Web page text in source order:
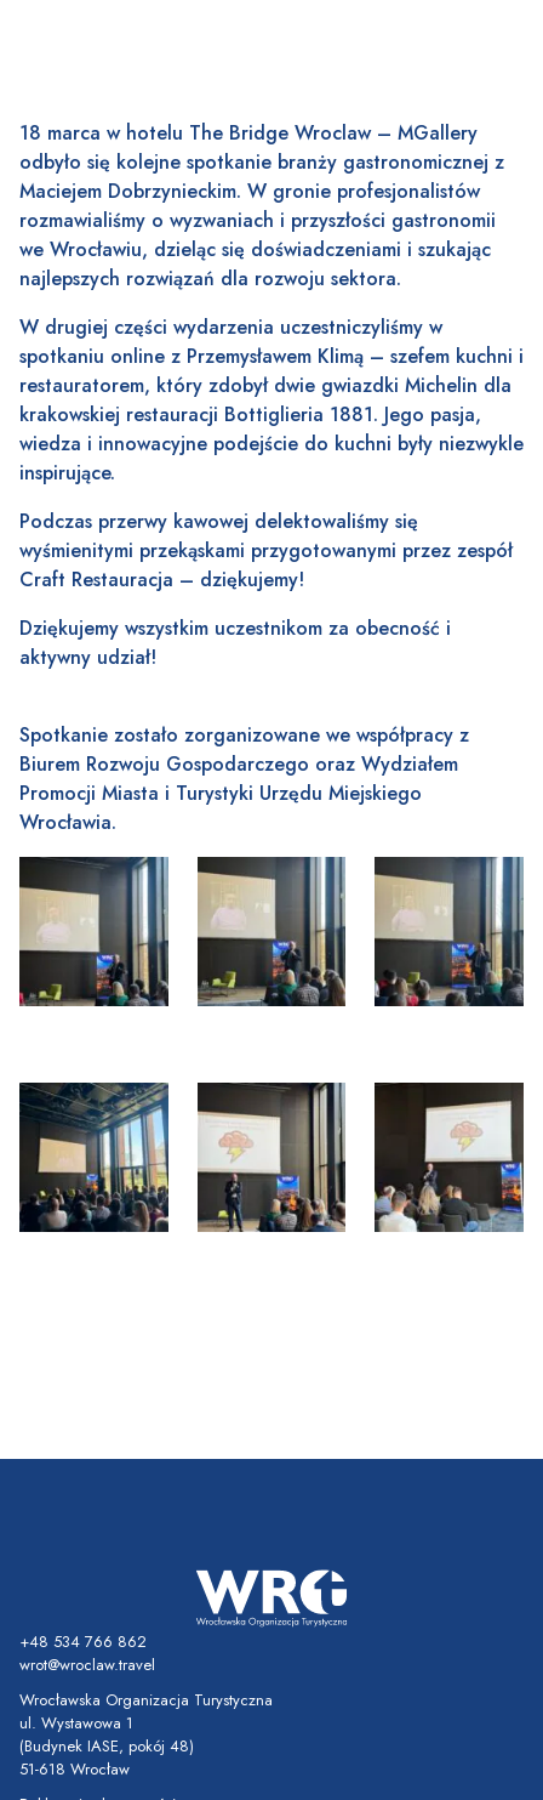
18 marca w hotelu The Bridge Wroclaw – MGallery
odbyło się kolejne spotkanie branży gastronomicznej z
Maciejem Dobrzynieckim. W gronie profesjonalistów
rozmawialiśmy o wyzwaniach i przyszłości gastronomii
we Wrocławiu, dzieląc się doświadczeniami i szukając
najlepszych rozwiązań dla rozwoju sektora.
W drugiej części wydarzenia uczestniczyliśmy w
spotkaniu online z Przemysławem Klimą – szefem kuchni i
restauratorem, który zdobył dwie gwiazdki Michelin dla
krakowskiej restauracji Bottiglieria 1881. Jego pasja,
wiedza i innowacyjne podejście do kuchni były niezwykle
inspirujące.
Podczas przerwy kawowej delektowaliśmy się
wyśmienitymi przekąskami przygotowanymi przez zespół
Craft Restauracja – dziękujemy!
Dziękujemy wszystkim uczestnikom za obecność i
aktywny udział!
Spotkanie zostało zorganizowane we współpracy z
Biurem Rozwoju Gospodarczego oraz Wydziałem
Promocji Miasta i Turystyki Urzędu Miejskiego
Wrocławia.
+48 534 766 862
wrot@wroclaw.travel
Wrocławska Organizacja Turystyczna
ul. Wystawowa 1
(Budynek IASE, pokój 48)
51-618 Wrocław